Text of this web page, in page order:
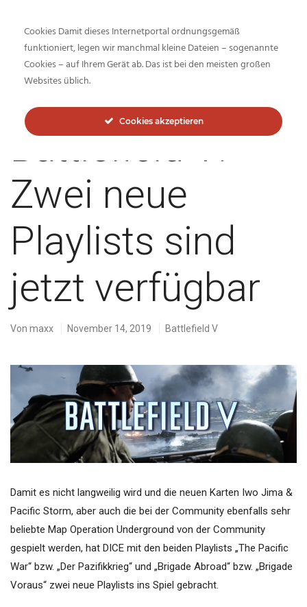
Inside-Network.net
Battlefield V:
Zwei neue
Playlists sind
jetzt verfügbar
Von maxx November 14, 2019 Battlefield V
Damit es nicht langweilig wird und die neuen Karten Iwo Jima &
Pacific Storm, aber auch die bei der Community ebenfalls sehr
beliebte Map Operation Underground von der Community
gespielt werden, hat DICE mit den beiden Playlists „The Pacific
War“ bzw. „Der Pazifikkrieg“ und „Brigade Abroad“ bzw. „Brigade
Voraus“ zwei neue Playlists ins Spiel gebracht.
Cookies Damit dieses Internetportal ordnungsgemäß
funktioniert, legen wir manchmal kleine Dateien – sogenannte
Cookies – auf Ihrem Gerät ab. Das ist bei den meisten großen
Websites üblich.
Cookies akzeptieren